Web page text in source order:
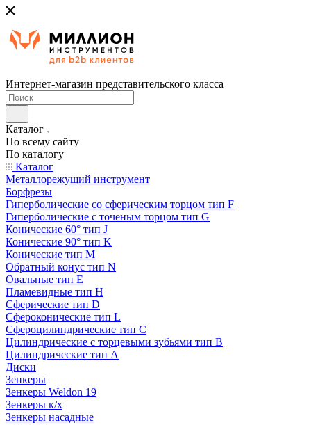
Интернет-магазин представительского класса
Каталог
По всему сайту
По каталогу
Каталог
Металлорежущий инструмент
Борфрезы
Гиперболические cо сферическим торцом тип F
Гиперболические с точеным торцом тип G
Конические 60° тип J
Конические 90° тип K
Конические тип M
Обратный конус тип N
Овальные тип E
Пламевидные тип H
Сферические тип D
Сфероконические тип L
Сфероцилиндрические тип C
Цилиндрические с торцевыми зубьями тип B
Цилиндрические тип А
Диски
Зенкеры
Зенкеры Weldon 19
Зенкеры к/х
Зенкеры насадные